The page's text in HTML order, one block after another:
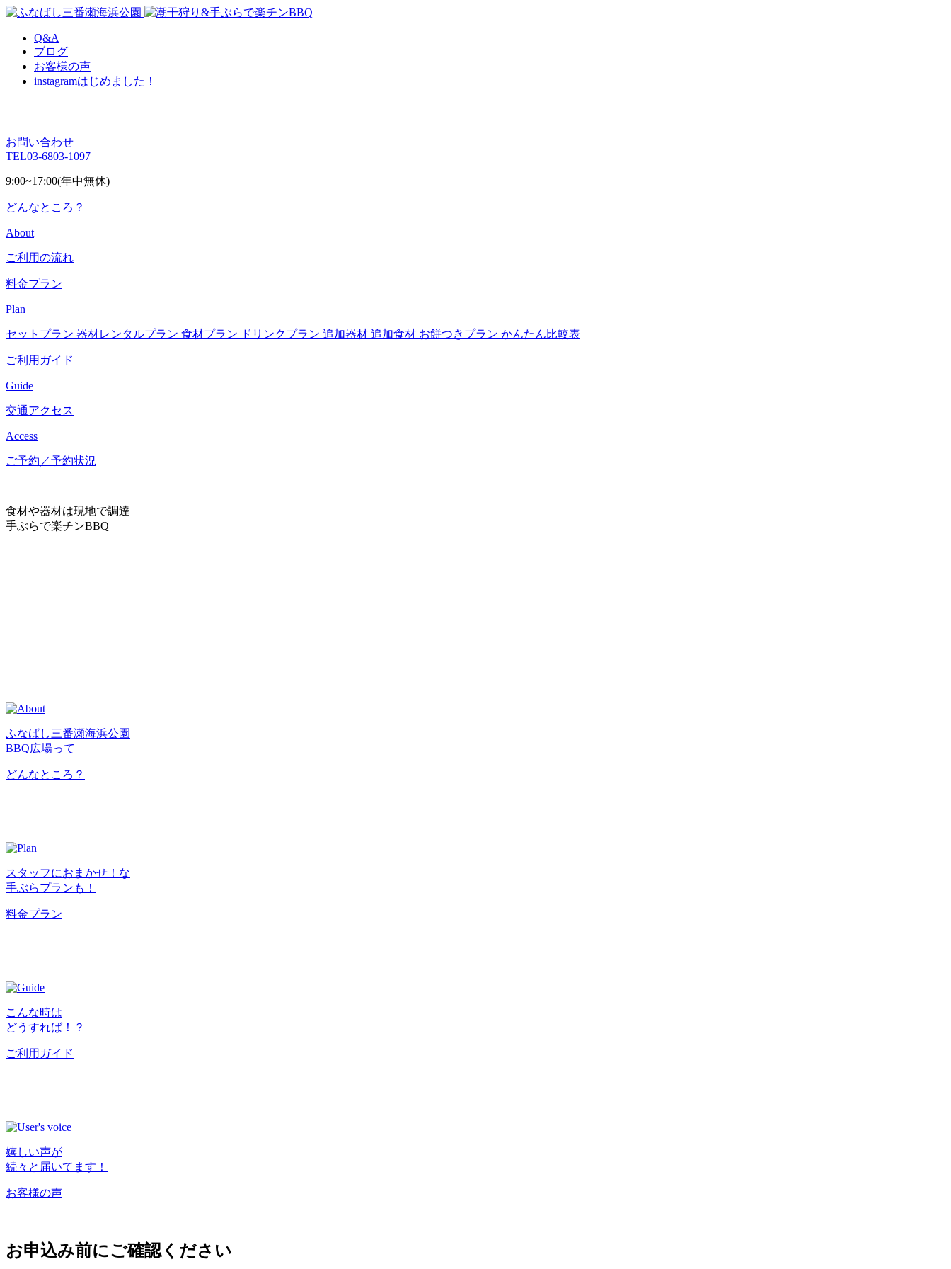
Q&A
ブログ
お客様の声
instagramはじめました！
お問い合わせ
TEL03-6803-1097
9:00~17:00(年中無休)
どんなところ？
About
ご利用の流れ
料金プラン
Plan
セットプラン 器材レンタルプラン 食材プラン ドリンクプラン 追加器材 追加食材 お餅つきプラン かんたん比較表
ご利用ガイド
Guide
交通アクセス
Access
ご予約／予約状況
食材や器材は現地で調達
手ぶらで楽チンBBQ
ふなばし三番瀬海浜公園
BBQ広場って
どんなところ？
スタッフにおまかせ！な
手ぶらプランも！
料金プラン
こんな時は
どうすれば！？
ご利用ガイド
嬉しい声が
続々と届いてます！
お客様の声
お申込み前にご確認ください